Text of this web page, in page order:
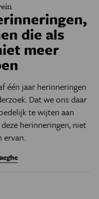
die als
meer
één jaar herinneringen
Dat we ons daar
te wijten aan
herinneringen, niet
ervan.